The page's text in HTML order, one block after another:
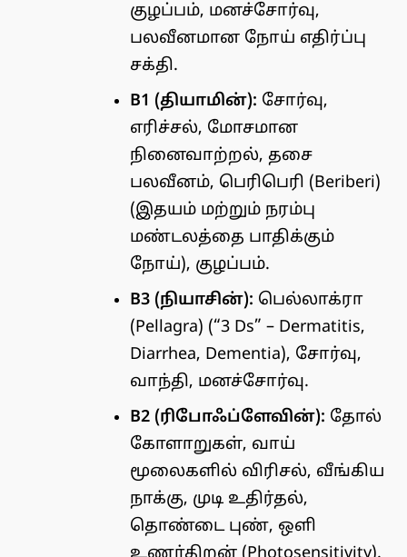
குழப்பம், மனச்சோர்வு,
பலவீனமான நோய் எதிர்ப்பு
சக்தி.
B1 (தியாமின்): சோர்வு,
எரிச்சல், மோசமான
நினைவாற்றல், தசை
பலவீனம், பெரிபெரி (Beriberi)
(இதயம் மற்றும் நரம்பு
மண்டலத்தை பாதிக்கும்
நோய்), குழப்பம்.
B3 (நியாசின்): பெல்லாக்ரா
(Pellagra) (“3 Ds” – Dermatitis,
Diarrhea, Dementia), சோர்வு,
வாந்தி, மனச்சோர்வு.
B2 (ரிபோஃப்ளேவின்): தோல்
கோளாறுகள், வாய்
மூலைகளில் விரிசல், வீங்கிய
நாக்கு, முடி உதிர்தல்,
தொண்டை புண், ஒளி